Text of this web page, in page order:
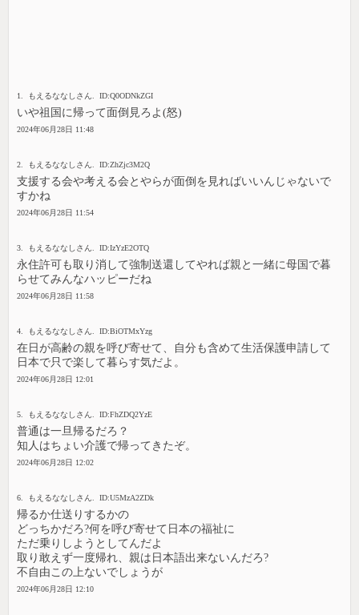
1. もえるななしさん. ID:Q0ODNkZGI
いや祖国に帰って面倒見ろよ(怒)
2024年06月28日 11:48
2. もえるななしさん. ID:ZhZjc3M2Q
支援する会や考える会とやらが面倒を見ればいいんじゃないで
すかね
2024年06月28日 11:54
3. もえるななしさん. ID:IzYzE2OTQ
永住許可も取り消して強制送還してやれば親と一緒に母国で暮
らせてみんなハッピーだね
2024年06月28日 11:58
4. もえるななしさん. ID:BiOTMxYzg
在日が高齢の親を呼び寄せて、自分も含めて生活保護申請して
日本で只で楽して暮らす気だよ。
2024年06月28日 12:01
5. もえるななしさん. ID:FhZDQ2YzE
普通は一旦帰るだろ？
知人はちょい介護で帰ってきたぞ。
2024年06月28日 12:02
6. もえるななしさん. ID:U5MzA2ZDk
帰るか仕送りするかの
どっちかだろ?何を呼び寄せて日本の福祉に
ただ乗りしようとしてんだよ
取り敢えず一度帰れ、親は日本語出来ないんだろ?
不自由この上ないでしょうが
2024年06月28日 12:10